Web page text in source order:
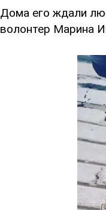
Дома его ждали
волонтер Марина